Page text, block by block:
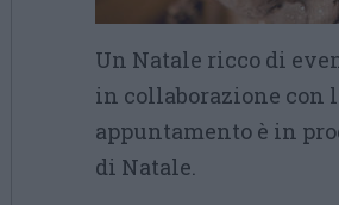
Un Natale ricco di
in collaborazione con
appuntamento è in
di Natale.